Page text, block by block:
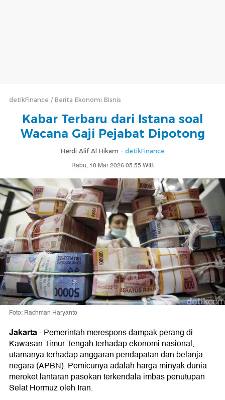
detikFinance Berita Ekonomi Bisnis
Kabar Terbaru dari Istana soal
Wacana Gaji Pejabat Dipotong
Herdi Alif Al Hikam - detikFinance
Rabu, 18 Mar 2026 05:55 WIB
Foto: Rachman Haryanto
Jakarta-Pemerintah merespons dampak perang di
Kawasan Timur Tengah terhadap ekonomi nasional,
utamanya terhadap anggaran pendapatan dan belanja
negara (APBN). Pemicunya adalah harga minyak dunia
meroket lantaran pasokan terkendala imbas penutupan
Selat Hormuz oleh Iran.